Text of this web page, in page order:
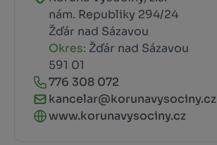
nám. Republiky 294/24
Žďár nad Sázavou
Okres: Žďár nad Sázavou
591 01
776 308 072
kancelar@korunavysociny.cz
www.korunavysociny.cz